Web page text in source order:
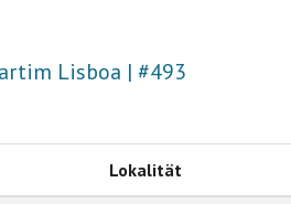
Lisboa | #493
Lokalität